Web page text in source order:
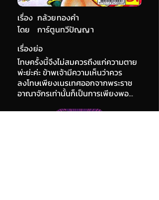
เรื่อง กล้วยทองคำ
การ์ตูนทวีปัญญา
โดย
เรื่องย่อ
โทษครั้งนี้จึงไม่สมควรถึงแก่ความตาย
พ่ะย่ะค่ะ ข้าพเจ้ามีความเห็นว่าควร
ลงโทษเพียงเนรเทศออกจากพระราช
อาณาจักรเท่านั้นก็เป็นการเพียงพอ...